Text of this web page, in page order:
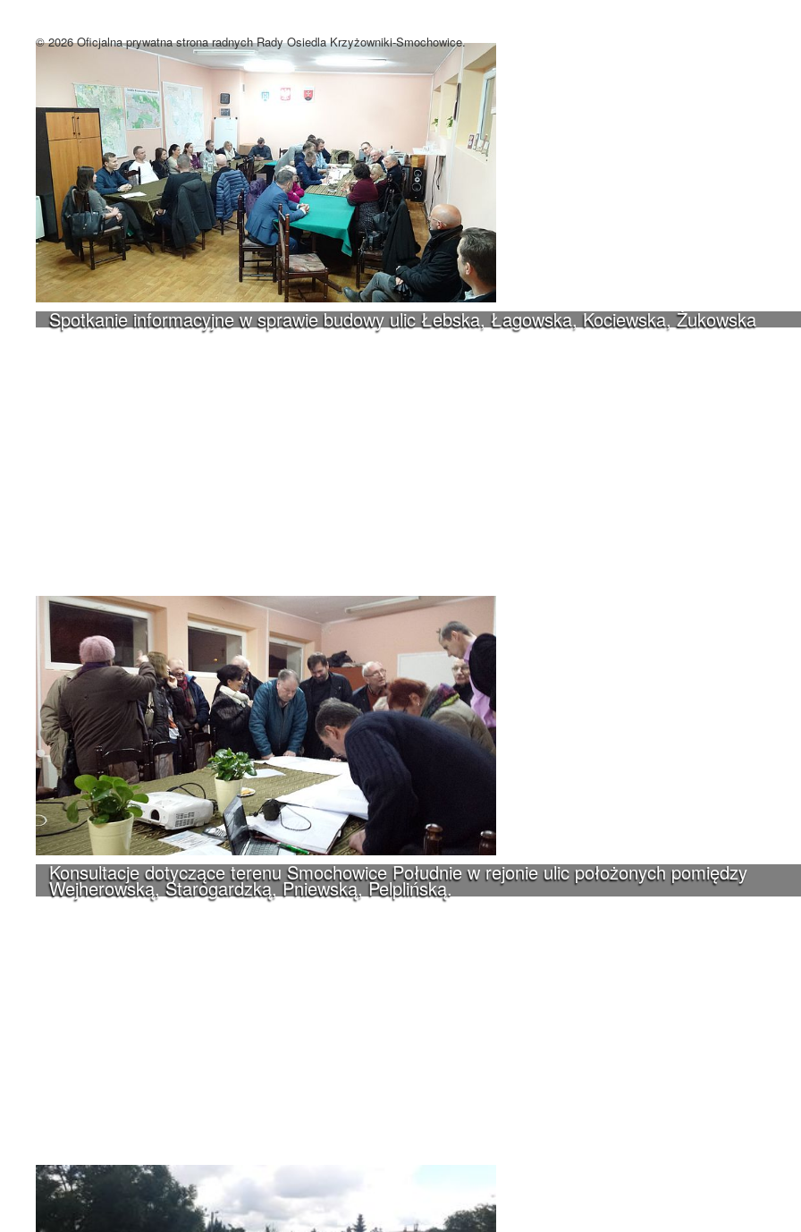
Spotkanie informacyjne w sprawie budowy ulic Łebska, Łagowska, Kociewska, Żukowska
Konsultacje dotyczące terenu Smochowice Południe w rejonie ulic położonych pomiędzy
Wejherowską, Starogardzką, Pniewską, Pelplińską.
© 2026 Oficjalna prywatna strona radnych Rady Osiedla Krzyżowniki-Smochowice.